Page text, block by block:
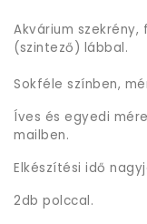
Akvárium
(szintező) lábbal.
Sokféle színben,
Íves és egyedi
mailben.
Elkészítési idő
2db polccal.